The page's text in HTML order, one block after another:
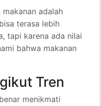
adalah
terasa lebih
tapi karena ada nilai
bahwa makanan
Tren
menikmati